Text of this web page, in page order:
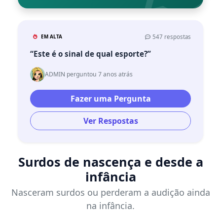
EM ALTA 547 respostas
“Este é o sinal de qual esporte?”
ADMIN perguntou 7 anos atrás
Fazer uma Pergunta
Ver Respostas
Surdos de nascença e desde a
infância
Nasceram surdos ou perderam a audição ainda
na infância.